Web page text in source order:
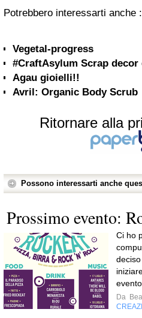
Potrebbero interessarti anche :
Vegetal-progress
#CraftAsylum Scrap
Agau gioielli!!
Avril: Organic Body Scrub
Ritornare alla
Possono interessarti anche
Prossimo evento:
Ci ho
Da